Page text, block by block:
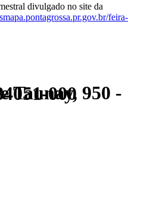
divulgado no site da
feira-
- CEP 84051-000